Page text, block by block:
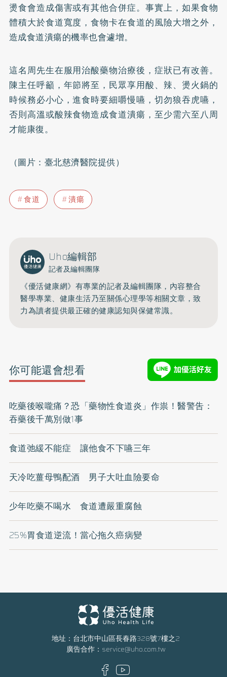
燙食會造成傷害或有其他合併症。事實上，如果食物
體積大於食道寬度，食物卡在食道的風險大增之外，
造成食道潰瘍的機率也會遽增。
這名周先生在服用治酸藥物治療後，症狀已有改善。
陳主任呼籲，年節將至，民眾享用酸、辣、燙火鍋的
時候務必小心，進食時要細嚼慢嚥，切勿狼吞虎嚥，
否則高溫或酸辣食物造成食道潰瘍，至少需六至八周
才能康復。
（圖片：臺北慈濟醫院提供）
食道 潰瘍
Uho編輯部
記者及編輯團隊
《優活健康網》有專業的記者及編輯團隊，內容整合
醫學專業、健康生活乃至關係心理學等相關文章，致
力為讀者提供最正確的健康認知與保健常識。
你可能還會想看
吃藥後喉嚨痛？恐「藥物性食道炎」作祟！醫警吿：
吞藥後千萬別做1事
食道弛緩不能症 讓他食不下嚥三年
天冷吃薑母鴨配酒 男子大吐血險要命
少年吃藥不喝水 食道遭嚴重腐蝕
25%胃食道逆流！當心拖久癌病變
地址：台北市中山區長春路328號7樓之2
廣告合作： service@uho.com.tw